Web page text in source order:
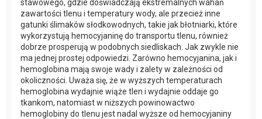
stawowego, gdzie doświadczają ekstremalnych wahań
zawartości tlenu i temperatury wody, ale przecież inne
gatunki ślimaków słodkowodnych, takie jak błotniarki, które
wykorzystują hemocyjaninę do transportu tlenu, również
dobrze prosperują w podobnych siedliskach. Jak zwykle nie
ma jednej prostej odpowiedzi. Zarówno hemocyjanina, jak i
hemoglobina mają swoje wady i zalety w zależności od
okoliczności. Uważa się, że w wyższych temperaturach
hemoglobina wydajnie wiąże tlen i wydajnie oddaje go
tkankom, natomiast w niższych powinowactwo
hemoglobiny do tlenu jest nadal wyższe od hemocyjaniny